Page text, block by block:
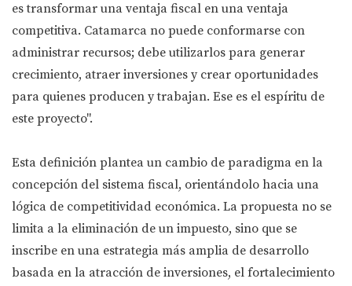
es transformar una ventaja fiscal en una ventaja
competitiva. Catamarca no puede conformarse con
administrar recursos; debe utilizarlos para generar
crecimiento, atraer inversiones y crear oportunidades
para quienes producen y trabajan. Ese es el espíritu de
este proyecto".
Esta definición plantea un cambio de paradigma en la
concepción del sistema fiscal, orientándolo hacia una
lógica de competitividad económica. La propuesta no se
limita a la eliminación de un impuesto, sino que se
inscribe en una estrategia más amplia de desarrollo
basada en la atracción de inversiones, el fortalecimiento